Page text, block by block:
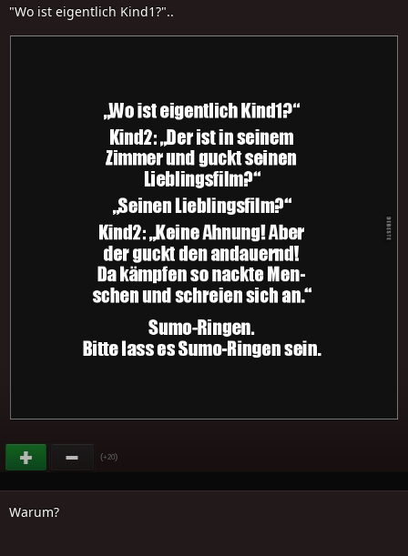
"Wo ist eigentlich Kind1?"..
(+20)
Warum?